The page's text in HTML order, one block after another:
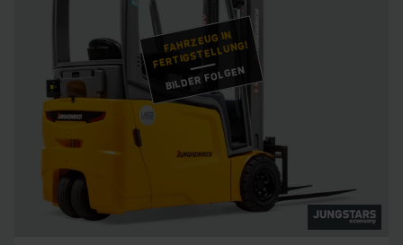
FAHRZEUG IN
FERTIGSTELLUNG!
BILDER FOLGEN